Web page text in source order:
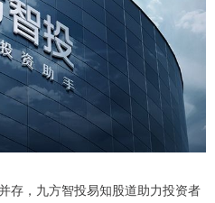
存，九方智投易知股道助力投资者